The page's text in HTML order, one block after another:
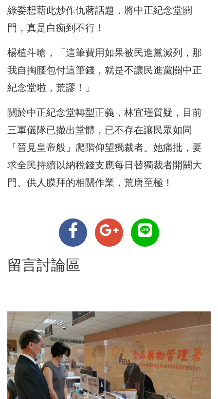
綠委想藉此炒作仇蔣話題，將中正紀念堂關
門，真是白痴到不行！
楊植斗嗆，「這筆費用如果被民進黨減列，那
我自掏腰包付這筆錢，就是不讓民進黨關中正
紀念堂啦，荒謬！」
關於中正紀念堂轉型正義，林宜瑾質疑，目前
三軍儀隊已撤出堂體，已不存在讓民眾如同
「晉見皇帝般」爬階仰望獨裁者。她痛批，要
求全民持續以納稅錢支應每日替獨裁者開關大
門、供人膜拜的相關作業，荒唐至極！
留言討論區